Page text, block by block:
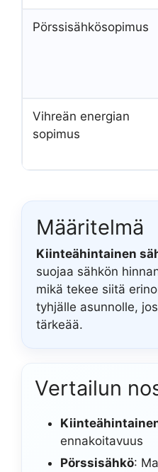
Pörssisähkösopimus
Vihreän energian
sopimus
Määritelmä
Kiinteähintainen
suojaa sähkön
mikä tekee siitä
tyhjälle asunnolle,
tärkeää.
Vertailun
ennakoitavuus
Pörssisähkö: